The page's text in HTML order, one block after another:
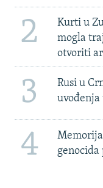
2
Kurti u
mogla
otvoriti
3
Rusi u
uvođenja
4
genocida